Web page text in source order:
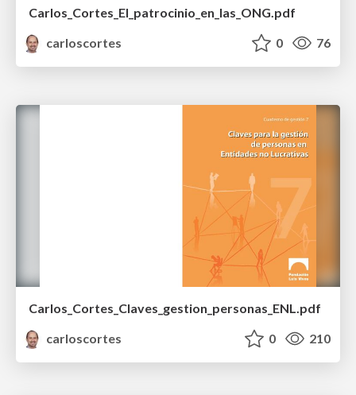
Carlos_Cortes_El_patrocinio_en_las_ONG.pdf
carloscortes
0 76
Carlos_Cortes_Claves_gestion_personas_ENL.pdf
carloscortes
0 210